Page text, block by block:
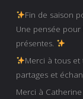
Fin de saison
Une pensée
présentes.
Merci à tous
partages et
Merci à